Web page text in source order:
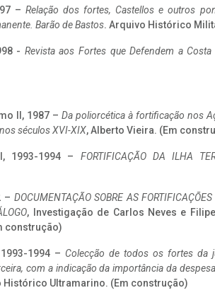
– Relação dos fortes, Castellos e outros
Barão de Bastos. Arquivo Histórico
- Revista aos Fortes que Defendem a
II, 1987 – Da poliorcética à fortificação nos
séculos XVI-XIX, Alberto Vieira. (Em
1993-1994 – FORTIFICAÇÃO DA ILHA
– DOCUMENTAÇÃO SOBRE AS
, Investigação de Carlos Neves e
construção)
1994 – Colecção de todos os fortes da
com a indicação da importância da
Histórico Ultramarino. (Em construção)